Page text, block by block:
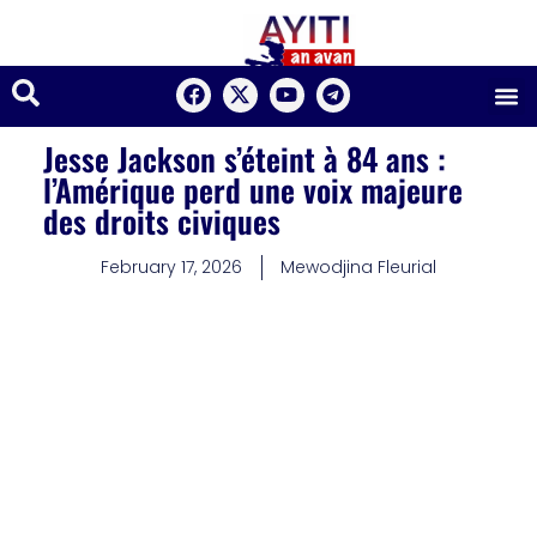
Jesse Jackson s’éteint à 84 ans :
l’Amérique perd une voix majeure
des droits civiques
February 17, 2026 Mewodjina Fleurial